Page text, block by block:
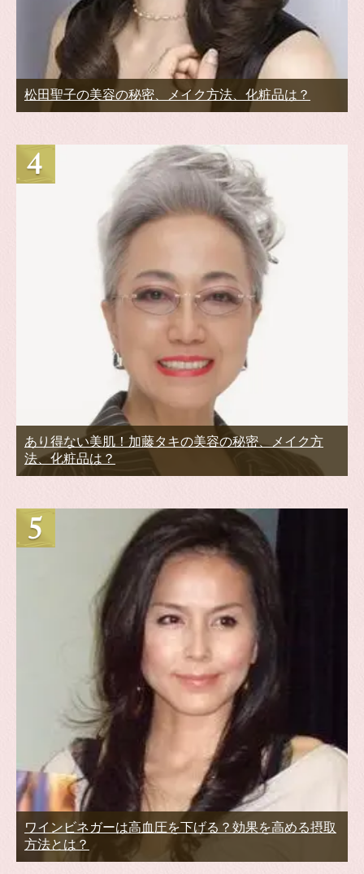
松田聖子の美容の秘密、メイク方法、化粧品は？
あり得ない美肌！加藤タキの美容の秘密、メイク方
法、化粧品は？
ワインビネガーは高血圧を下げる？効果を高める摂取
方法とは？